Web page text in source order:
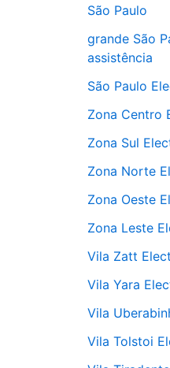
São Paulo
grande São
assistência
São Paulo
Zona Centro
Zona Sul
Zona Norte
Zona Oeste
Zona Leste
Vila Zatt
Vila Yara
Vila
Vila Tolstoi